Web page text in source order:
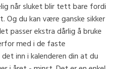
når sluket blir tett bare fordi
du kan være ganske sikker
passer ekstra dårlig å bruke
med i de faste
inn i kalenderen din at du